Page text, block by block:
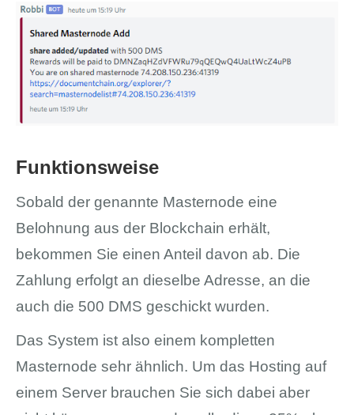
Funktionsweise
Sobald der genannte Masternode eine
Belohnung aus der Blockchain erhält,
bekommen Sie einen Anteil davon ab. Die
Zahlung erfolgt an dieselbe Adresse, an die
auch die 500 DMS geschickt wurden.
Das System ist also einem kompletten
Masternode sehr ähnlich. Um das Hosting auf
einem Server brauchen Sie sich dabei aber